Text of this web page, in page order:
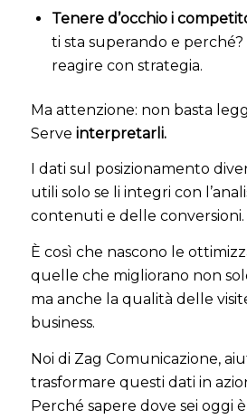
Tenere d’occhio i
ti sta superando e
reagire con strategia.
Ma attenzione: non basta
Serve interpretarli.
I dati sul posizionamento
utili solo se li integri con
contenuti e delle conversioni.
È così che nascono le
quelle che migliorano non
ma anche la qualità delle
business.
Noi di Zag Comunicazione,
trasformare questi dati in
Perché sapere dove sei oggi